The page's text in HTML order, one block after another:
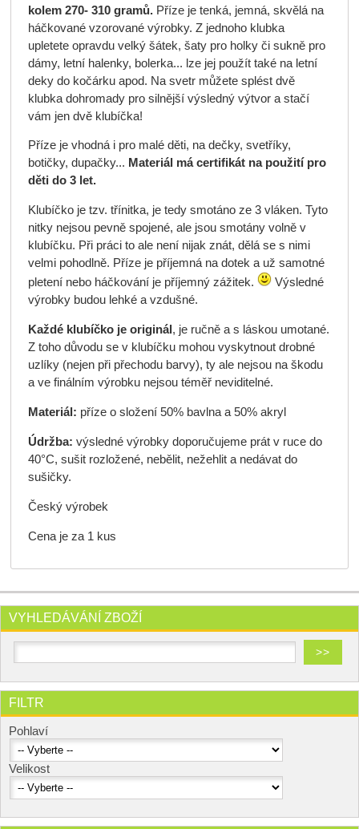
kolem 270- 310 gramů.Příze je tenká, jemná, skvělá na
háčkované vzorované výrobky. Z jednoho klubka
upletete opravdu velký šátek, šaty pro holky či sukně pro
dámy, letní halenky, bolerka... lze jej použít také na letní
deky do kočárku apod. Na svetr můžete splést dvě
klubka dohromady pro silnější výsledný výtvor a stačí
vám jen dvě klubíčka!
Příze je vhodná i pro malé děti, na dečky, svetříky,
botičky, dupačky... Materiál má certifikát na použití pro
děti do 3 let.
Klubíčko je tzv. třínitka, je tedy smotáno ze 3 vláken. Tyto
nitky nejsou pevně spojené, ale jsou smotány volně v
klubíčku. Při práci to ale není nijak znát, dělá se s nimi
velmi pohodlně. Příze je příjemná na dotek a už samotné
pletení nebo háčkování je příjemný zážitek.
Výsledné
výrobky budou lehké a vzdušné.
Každé klubíčko je originál , je ručně a s láskou umotané.
Z toho důvodu se v klubíčku mohou vyskytnout drobné
uzlíky (nejen při přechodu barvy), ty ale nejsou na škodu
a ve finálním výrobku nejsou téměř neviditelné.
Materiál: příze o složení 50% bavlna a 50% akryl
Údržba: výsledné výrobky doporučujeme prát v ruce do
40°C, sušit rozložené, nebělit, nežehlit a nedávat do
sušičky.
Český výrobek
Cena je za 1 kus
VYHLEDÁVÁNÍ ZBOŽÍ
FILTR
Pohlaví
Velikost